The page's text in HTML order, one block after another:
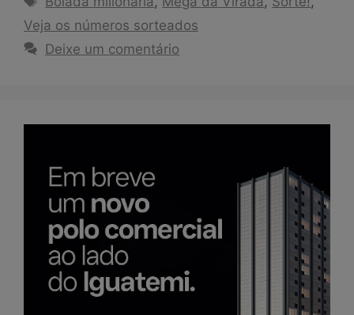
Veja os números sorteados
Deixe um comentário